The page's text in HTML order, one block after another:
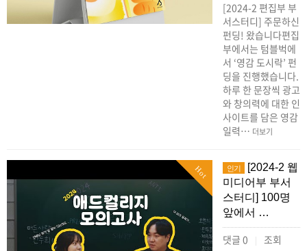
[2024-2 편집부 부
서스터디] 주문하신
펀딩! 왔습니다편집
부에서는 텀블벅에
서 ‘영감 도시락’ 펀
딩을 진행했습니다.
하루 한 문장씩 광고
와 창의력에 대한 인
사이트를 담은 영감
일력… 더보기
Hot 인기
[2024-2 웹
미디어부 부서
스터디] 100명
앞에서 …
댓글 0 |
조회